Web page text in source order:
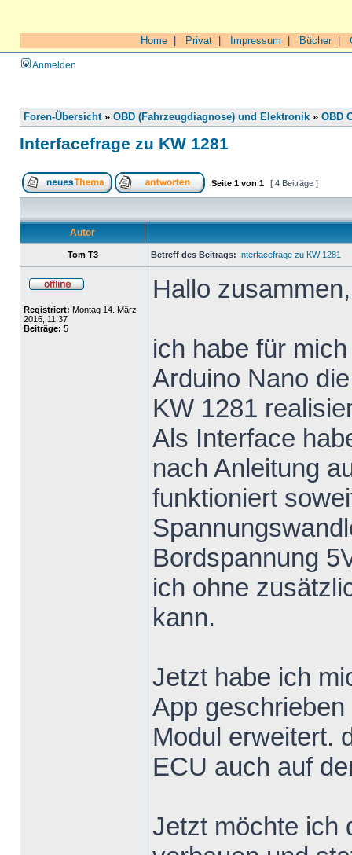
Home Privat Impressum Bücher|
Anmelden
Foren-Übersicht» OBD (Fahrzeugdiagnose) und Elektronik » OBD
Interfacefrage zu KW 1281
Seite 1 von 1 [ 4 Beiträge ]
Autor
Tom T3 Betreff des Beitrags: Interfacefrage zu KW 1281
Registriert: Montag 14. März
2016, 11:37
Beiträge: 5
Hallo zusammen,
ich habe für
Arduino Nano
KW 1281
Als Interface
nach Anleitung
funktioniert
Bordspannung
ich ohne
kann.
Jetzt habe ich
App
Modul erweitert.
ECU auch auf
Jetzt möchte ich